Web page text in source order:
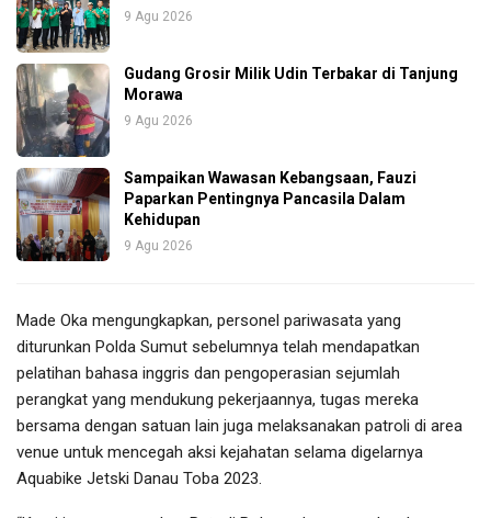
9 Agu 2026
Gudang Grosir Milik Udin Terbakar di Tanjung
Morawa
9 Agu 2026
Sampaikan Wawasan Kebangsaan, Fauzi
Paparkan Pentingnya Pancasila Dalam
Kehidupan
9 Agu 2026
Made Oka mengungkapkan, personel pariwasata yang
diturunkan Polda Sumut sebelumnya telah mendapatkan
pelatihan bahasa inggris dan pengoperasian sejumlah
perangkat yang mendukung pekerjaannya, tugas mereka
bersama dengan satuan lain juga melaksanakan patroli di area
venue untuk mencegah aksi kejahatan selama digelarnya
Aquabike Jetski Danau Toba 2023.